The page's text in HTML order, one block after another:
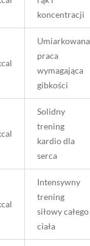
koncentracji
Umiarkowana
praca
wymagająca
gibkości
Solidny
trening
kardio dla
serca
Intensywny
trening
siłowy całego
ciała